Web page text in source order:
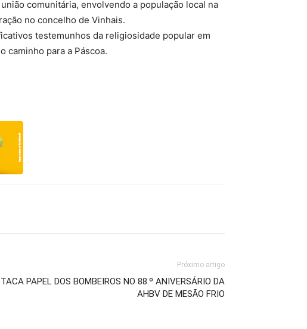
comunitária, envolvendo a população local na
no concelho de Vinhais.
testemunhos da religiosidade popular em
caminho para a Páscoa.
Próximo artigo
PAPEL DOS BOMBEIROS NO 88.º ANIVERSÁRIO DA
AHBV DE MESÃO FRIO